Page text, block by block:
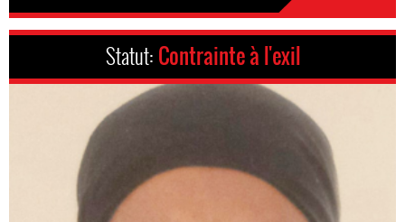
Statut: Contrainte à l'exil